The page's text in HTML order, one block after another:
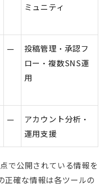
ミュニティ
—
投稿管理・承認フ
ロー・複数SNS運
用
—
アカウント分析・
運用支援
で公開されている情報を
正確な情報は各ツールの